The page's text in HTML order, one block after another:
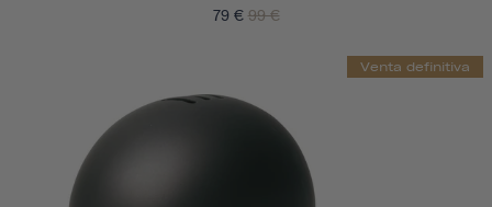
79 € 99 €
Venta definitiva